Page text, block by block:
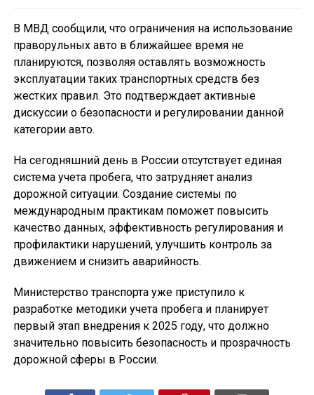
В МВД сообщили, что ограничения на использование
праворульных авто в ближайшее время не
планируются, позволяя оставлять возможность
эксплуатации таких транспортных средств без
жестких правил. Это подтверждает активные
дискуссии о безопасности и регулировании данной
категории авто.
На сегодняшний день в России отсутствует единая
система учета пробега, что затрудняет анализ
дорожной ситуации. Создание системы по
международным практикам поможет повысить
качество данных, эффективность регулирования и
профилактики нарушений, улучшить контроль за
движением и снизить аварийность.
Министерство транспорта уже приступило к
разработке методики учета пробега и планирует
первый этап внедрения к 2025 году, что должно
значительно повысить безопасность и прозрачность
дорожной сферы в России.